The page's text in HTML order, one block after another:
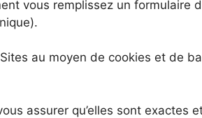
vous remplissez un formulaire
au moyen de cookies et de
assurer qu’elles sont exactes